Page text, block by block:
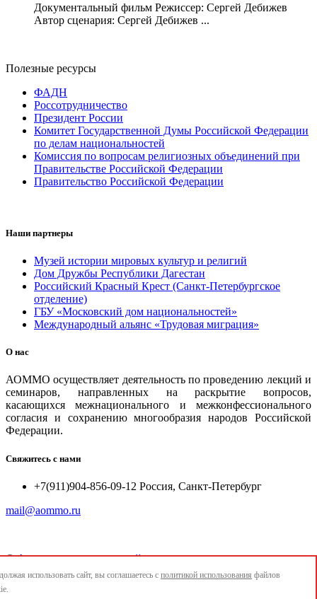
Документальный фильм Режиссер: Сергей Дебижев
Автор сценария: Сергей Дебижев ...
Полезные ресурсы
ФАДН
Россотрудничество
Президент России
Комитет Государственной Думы Российской Федерации
по делам национальностей
Комиссия по вопросам религиозных объединений при
Правительстве Российской Федерации
Правительство Российской Федерации
Наши партнеры
Музей истории мировых культур и религий
Дом Дружбы Республики Дагестан
Российский Красный Крест (Санкт-Петербургское
отделение)
ГБУ «Московский дом национальностей»
Международный альянс «Трудовая миграция»
О нас
АОММО осуществляет деятельность по проведению лекций и
семинаров, направленных на раскрытие вопросов,
касающихся межнационального и межконфессионального
согласия и сохранению многообразия народов Российской
Федерации.
Свяжитесь с нами
+7(911)904-856-09-12 Россия, Санкт-Петербург
mail@aommo.ru
© Ассоциация организаций по реализации национальных
проектов и достижению национальных целей развития
использовать сайт, вы соглашаетесь с политикой использования файлов